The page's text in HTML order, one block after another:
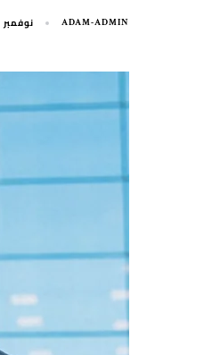
ADAM-ADMIN نوفمبر 26, 2025